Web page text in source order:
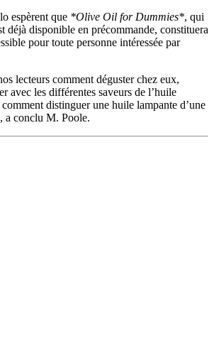
espèrent que *Olive Oil for Dummies*, qui
déjà disponible en précommande, constituera
pour toute personne intéressée par
lecteurs comment déguster chez eux,
avec les différentes saveurs de l’huile
distinguer une huile lampante d’une
a conclu M. Poole.